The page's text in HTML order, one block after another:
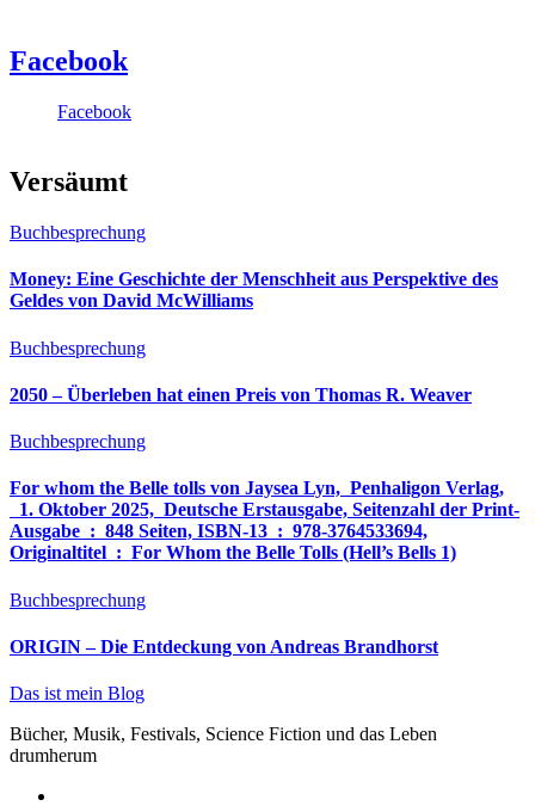
Facebook
Facebook
Versäumt
Buchbesprechung
Money: Eine Geschichte der Menschheit aus Perspektive des
Geldes von David McWilliams
Buchbesprechung
2050 – Überleben hat einen Preis von Thomas R. Weaver
Buchbesprechung
For whom the Belle tolls von Jaysea Lyn, ‎ Penhaligon Verlag,
‎ 1. Oktober 2025, ‎ Deutsche Erstausgabe, Seitenzahl der Print-
Ausgabe ‏ : ‎ 848 Seiten, ISBN-13 ‏ : ‎ 978-3764533694,
Originaltitel ‏ : ‎ For Whom the Belle Tolls (Hell’s Bells 1)
Buchbesprechung
ORIGIN – Die Entdeckung von Andreas Brandhorst
Das ist mein Blog
Bücher, Musik, Festivals, Science Fiction und das Leben
drumherum